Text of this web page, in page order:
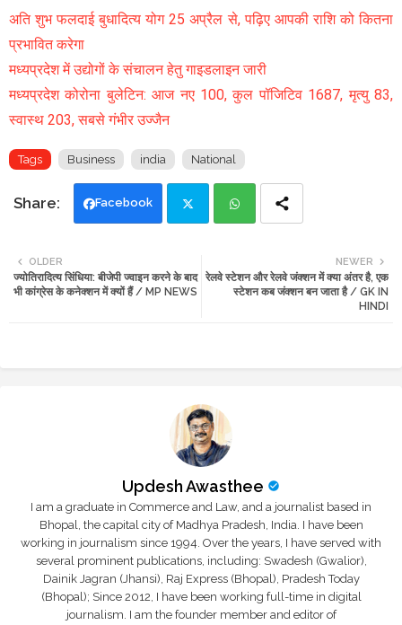
अति शुभ फलदाई बुधादित्य योग 25 अप्रैल से, पढ़िए आपकी राशि को कितना
प्रभावित करेगा
मध्यप्रदेश में उद्योगों के संचालन हेतु गाइडलाइन जारी
मध्यप्रदेश कोरोना बुलेटिन: आज नए 100, कुल पॉजिटिव 1687, मृत्यु 83,
स्वास्थ 203, सबसे गंभीर उज्जैन
Tags Business india National
Facebook
tte ats
NEWER
रेलवे स्टेशन और रेलवे जंक्शन में क्या अंतर है, एक
स्टेशन कब जंक्शन बन जाता है / GK IN
HINDI
OLDER
ज्योतिरादित्य सिंधिया: बीजेपी ज्वाइन करने के बाद
भी कांग्रेस के कनेक्शन में क्यों हैं / MP NEWS
Updesh Awasthee
I am a graduate in Commerce and Law, and a journalist based in
Bhopal, the capital city of Madhya Pradesh, India. I have been
working in journalism since 1994. Over the years, I have served with
several prominent publications, including: Swadesh (Gwalior),
Dainik Jagran (Jhansi), Raj Express (Bhopal), Pradesh Today
(Bhopal); Since 2012, I have been working full-time in digital
journalism. I am the founder member and editor of